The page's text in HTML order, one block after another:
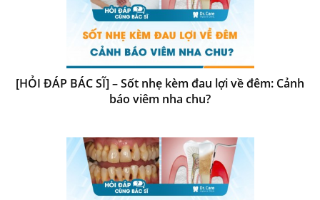
[HỎI ĐÁP BÁC SĨ] – Sốt nhẹ kèm đau lợi về đêm: Cảnh
báo viêm nha chu?